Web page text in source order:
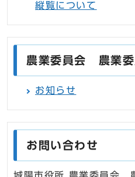
縦覧について
農業委員会 農業委
お知らせ
お問い合わせ